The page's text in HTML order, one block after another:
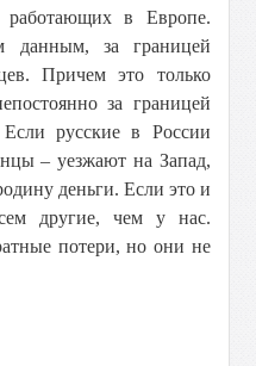
работающих в Европе.
данным, за границей
Причем это только
за границей
русские в России
– уезжают на Запад,
деньги. Если это и
другие, чем у нас.
потери, но они не